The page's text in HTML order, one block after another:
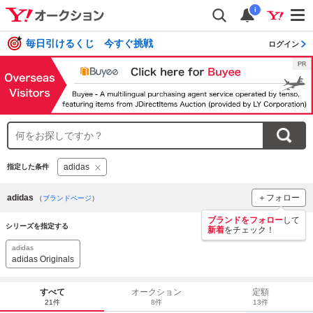
i
毎日引けるくじ 今すぐ挑戦 ログイン
指定した条件 adidas
adidas （ブランドページ） ＋フォロー
ブランドをフォローして
新着をチェック！
シリーズを指定する
adidas
adidas Originals
すべて
21件
オークション
8件
定額
13件